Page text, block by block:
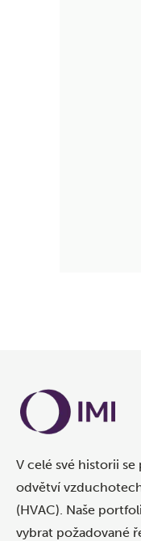
V celé své historii
odvětví
(HVAC). Naše
vybrat požadované